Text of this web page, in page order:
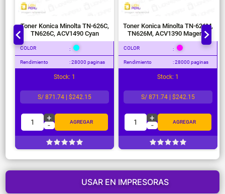
Toner Konica Minolta TN-626C,
TN626C, ACV1490 Cyan
COLOR :
Rendimiento : 28000 paginas
Stock: 1
S/ 871.74 | $242.15
1 +
- AGREGAR
Toner Konica Minolta TN-626M,
TN626M, ACV1390 Magenta
COLOR :
Rendimiento : 28000 paginas
Stock: 1
S/ 871.74 | $242.15
1 +
- AGREGAR
USAR EN IMPRESORAS